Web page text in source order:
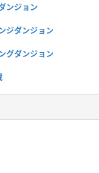
ンジョン
ジダンジョン
グダンジョン